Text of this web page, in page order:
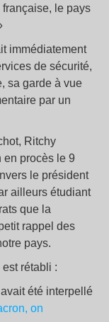
le pays
immédiatement
de sécurité,
sa garde à vue
par un
Ritchy
en procès le 9
le président
ailleurs étudiant
que la
rappel des
pays.
rétabli :
été interpellé
on